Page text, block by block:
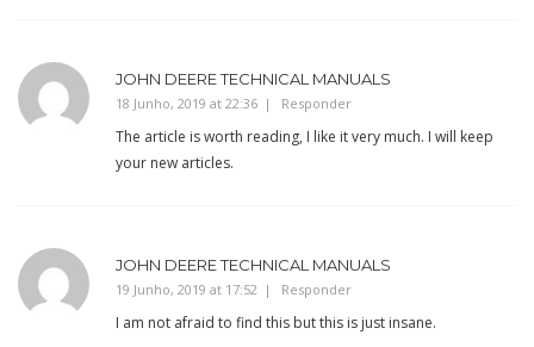
JOHN DEERE TECHNICAL MANUALS
18 Junho, 2019 at 22:36 Responder
The article is worth reading, I like it very much. I will keep
your new articles.
JOHN DEERE TECHNICAL MANUALS
19 Junho, 2019 at 17:52 Responder
I am not afraid to find this but this is just insane.